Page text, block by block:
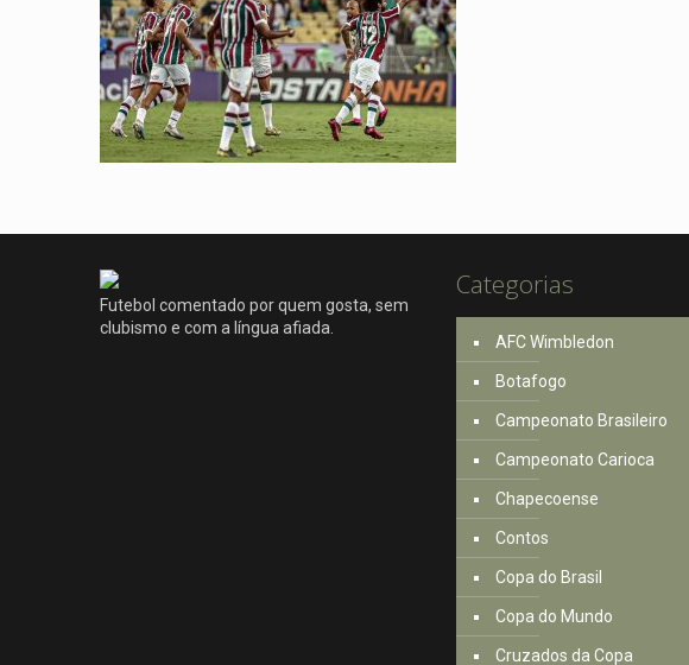
Futebol comentado por quem gosta, sem
clubismo e com a língua afiada.
Categorias
AFC Wimbledon
Botafogo
Campeonato Brasileiro
Campeonato Carioca
Chapecoense
Contos
Copa do Brasil
Copa do Mundo
Cruzados da Copa